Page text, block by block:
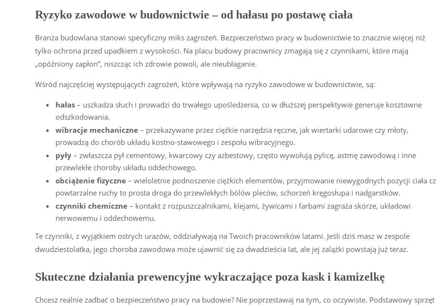
Ryzyko zawodowe w budownictwie – od hałasu po postawę ciała
Branża budowlana stanowi specyficzny miks zagrożeń. Bezpieczeństwo pracy w budownictwie to znacznie więcej niż
tylko ochrona przed upadkiem z wysokości. Na placu budowy pracownicy zmagają się z czynnikami, które mają
„opóźniony zapłon”, niszcząc ich zdrowie powoli, ale nieubłaganie.
Wśród najczęściej występujących zagrożeń, które wpływają na ryzyko zawodowe w budownictwie, są:
hałas – uszkadza słuch i prowadzi do trwałego upośledzenia, co w dłuższej perspektywie generuje kosztowne
odszkodowania.
wibracje mechaniczne – przekazywane przez ciężkie narzędzia ręczne, jak wiertarki udarowe czy młoty,
prowadzą do chorób układu kostno-stawowego i zespołu wibracyjnego.
pyły – zwłaszcza pył cementowy, kwarcowy czy azbestowy, często wywołują pylicę, astmę zawodową i inne
przewlekłe choroby układu oddechowego.
obciążenie fizyczne – wieloletnie podnoszenie ciężkich elementów, przyjmowanie niewygodnych pozycji ciała
powtarzalne ruchy to prosta droga do przewlekłych bólów pleców, schorzeń kręgosłupa i nadgarstków.
czynniki chemiczne – kontakt z rozpuszczalnikami, klejami, żywicami i farbami zagraża skórze, układowi
nerwowemu i oddechowemu.
Te czynniki, z wyjątkiem ostrych urazów, oddziaływają na Twoich pracowników latami. Jeśli dziś masz w zespole
dwudziestolatka, jego choroba zawodowa może ujawnić się za dwadzieścia lat, ale jej zalążki powstają już teraz.
Skuteczne działania prewencyjne wykraczające poza kask i kamizelkę
Chcesz realnie zadbać o bezpieczeństwo pracy na budowie? Nie poprzestawaj na tym, co oczywiste. Podstawowy sprzęt